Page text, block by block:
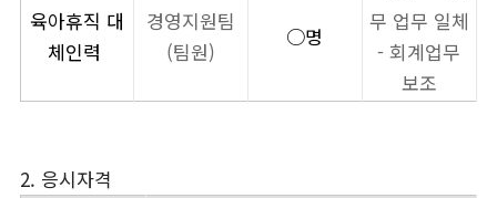
육아휴직 대
체인력
경영지원팀
(팀원)
○명
무 업무 일체
- 회계업무
보조
2. 응시자격